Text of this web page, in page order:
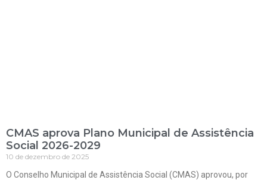
CMAS aprova Plano Municipal de Assistência
Social 2026-2029
10 de dezembro de 2025
O Conselho Municipal de Assistência Social (CMAS) aprovou, por